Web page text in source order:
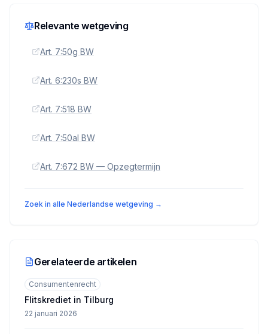
Relevante wetgeving
Art. 7:50g BW
Art. 6:230s BW
Art. 7:518 BW
Art. 7:50al BW
Art. 7:672 BW — Opzegtermijn
Zoek in alle Nederlandse wetgeving →
Gerelateerde artikelen
Consumentenrecht
Flitskrediet in Tilburg
22 januari 2026